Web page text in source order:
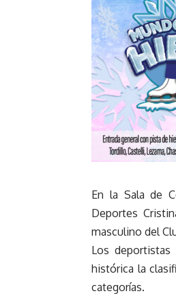
En la Sala de
Deportes
masculino del
Los
histórica la
categorías.